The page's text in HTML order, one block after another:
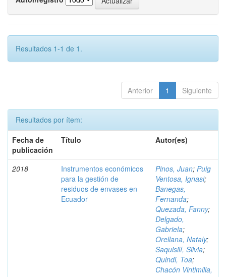
Resultados 1-1 de 1.
Anterior 1 Siguiente
Resultados por ítem:
Fecha de
publicación
Título Autor(es)
2018
Instrumentos económicos
para la gestión de
residuos de envases en
Ecuador
Pinos, Juan; Puig
Ventosa, Ignasi;
Banegas,
Fernanda;
Quezada, Fanny;
Delgado,
Gabriela;
Orellana, Nataly;
Saquisilí, Silvia;
Quindi, Toa;
Chacón Vintimilla,